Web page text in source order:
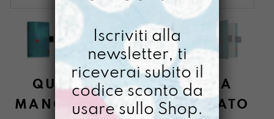
QUADERNINO DIPINTO A
MANO BOSCO INFRAGOLATO
Iscriviti alla
newsletter, ti
riceverai subito il
codice sconto da
usare sullo Shop.